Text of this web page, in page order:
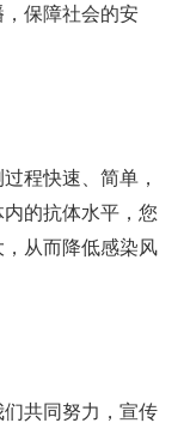
保障社会的安
程快速、简单，
的抗体水平，您
从而降低感染风
共同努力，宣传